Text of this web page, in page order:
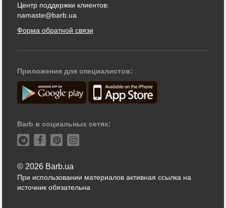
Центр поддержки клиентов:
namaste@barb.ua
Форма обратной связи
Приложения для специалистов:
Barb в социальных сетях:
© 2026 Barb.ua
При использовании материалов активная ссылка на
источник обязательна